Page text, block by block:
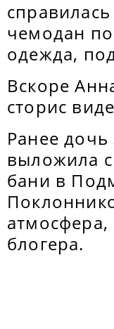
чемодан
одежда,
Вскоре
сторис
Ранее
выложила
бани в
блогера.